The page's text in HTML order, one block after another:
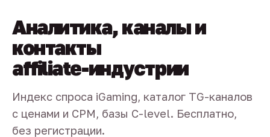
Аналитика, каналы и
контакты
affiliate-индустрии
Индекс спроса iGaming, каталог TG-каналов
с ценами и CPM, базы C-level. Бесплатно,
без регистрации.